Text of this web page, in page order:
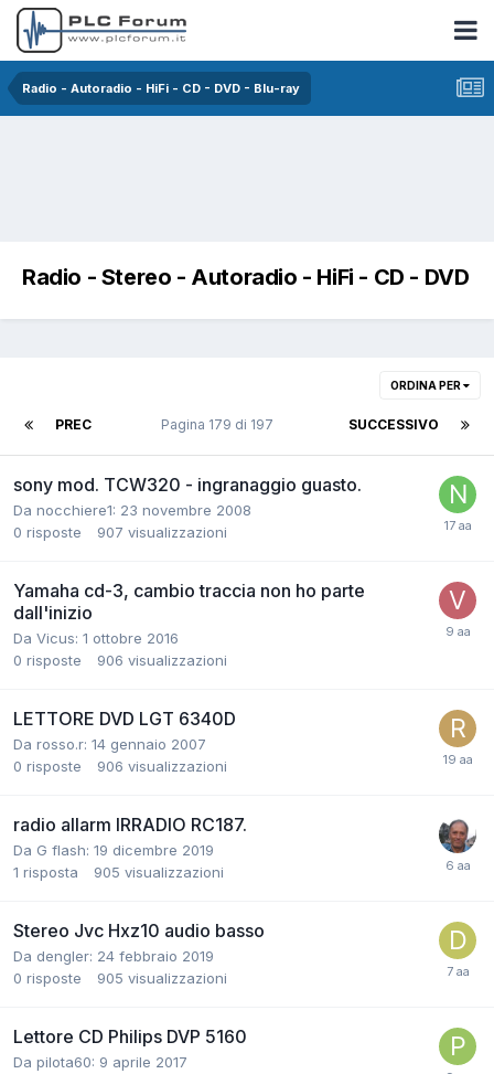
Radio - Autoradio - HiFi - CD - DVD - Blu-ray
Radio - Stereo - Autoradio - HiFi - CD - DVD
ORDINA PER
PREC SUCCESSIVO
Pagina 179 di 197
sony mod. TCW320 - ingranaggio guasto.
Da nocchiere1: 23 novembre 2008
0 risposte 907 visualizzazioni
Yamaha cd-3, cambio traccia non ho parte
dall'inizio
Da Vicus: 1 ottobre 2016
0 risposte 906 visualizzazioni
LETTORE DVD LGT 6340D
Da rosso.r: 14 gennaio 2007
0 risposte 906 visualizzazioni
radio allarm IRRADIO RC187.
Da G flash: 19 dicembre 2019
1 risposta 905 visualizzazioni
Stereo Jvc Hxz10 audio basso
Da dengler: 24 febbraio 2019
0 risposte 905 visualizzazioni
Lettore CD Philips DVP 5160
Da pilota60: 9 aprile 2017